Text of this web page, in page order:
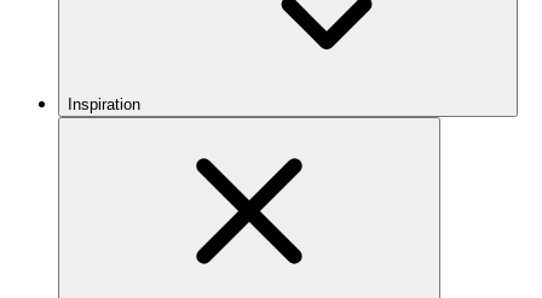
Inspiration